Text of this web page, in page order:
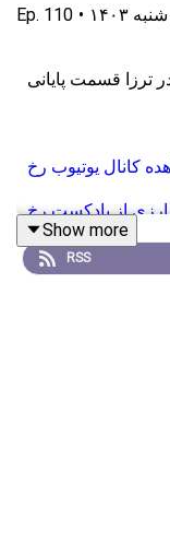
Ep. 110 •
کانال یوتیوب رخ
ارزی از پادکست رخ
Show more
RSS